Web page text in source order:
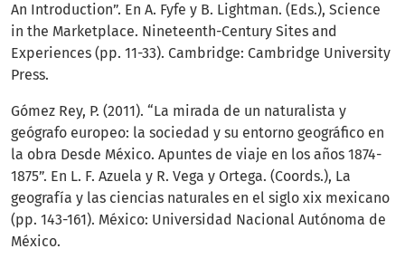
An Introduction”. En A. Fyfe y B. Lightman. (Eds.), Science
in the Marketplace. Nineteenth-Century Sites and
Experiences (pp. 11-33). Cambridge: Cambridge University
Press.
Gómez Rey, P. (2011). “La mirada de un naturalista y
geógrafo europeo: la sociedad y su entorno geográfico en
la obra Desde México. Apuntes de viaje en los años 1874-
1875”. En L. F. Azuela y R. Vega y Ortega. (Coords.), La
geografía y las ciencias naturales en el siglo xix mexicano
(pp. 143-161). México: Universidad Nacional Autónoma de
México.